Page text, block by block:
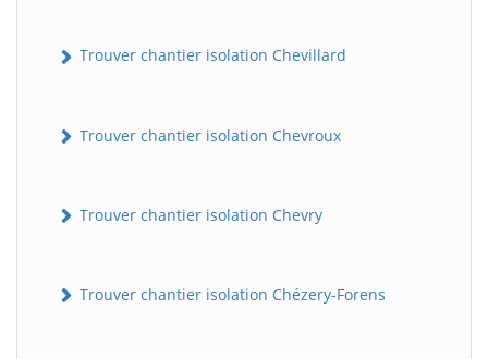
Trouver chantier isolation Chevillard
Trouver chantier isolation Chevroux
Trouver chantier isolation Chevry
Trouver chantier isolation Chézery-Forens